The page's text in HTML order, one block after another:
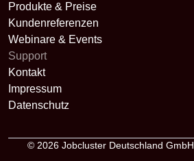
Produkte & Preise
Kundenreferenzen
Webinare & Events
Support
Kontakt
Impressum
Datenschutz
© 2026 Jobcluster Deutschland GmbH